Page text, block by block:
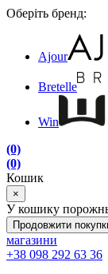
Оберіть бренд:
Ajour
Bretelle
Win
(0)
(0)
Кошик
×
У кошику
Продовжити
магазини
+38 098 292 63 36